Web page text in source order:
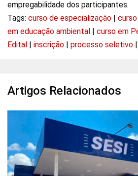
empregabilidade dos participantes.
Tags: curso de especialização
em educação ambiental
curso em
Edital
inscrição processo seletivo
Artigos Relacionados